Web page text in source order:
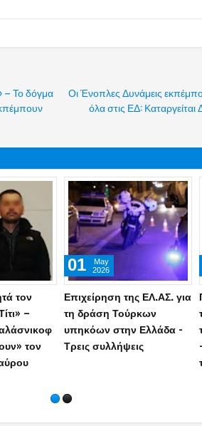
– Το δόγμα
Οι Ένοπλες Δυνάμεις
όλα στις ΕΔ:
ΕΛ.ΑΣ.
Συνελήφθη στη Γερμανία
εκτελεστής της «Greek
Mafia» – Για την δολοφνία
Ε.Ζαμπούνη με 97
08
Aug
2026